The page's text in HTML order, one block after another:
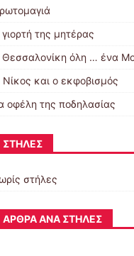
της μητέρας
όλη … ένα
και ο εκφοβισμός
οφέλη της ποδηλασίας
ΣΤΉΛΕΣ
στήλες
ΆΡΘΡΑ ΑΝΆ ΣΤΉΛΕΣ